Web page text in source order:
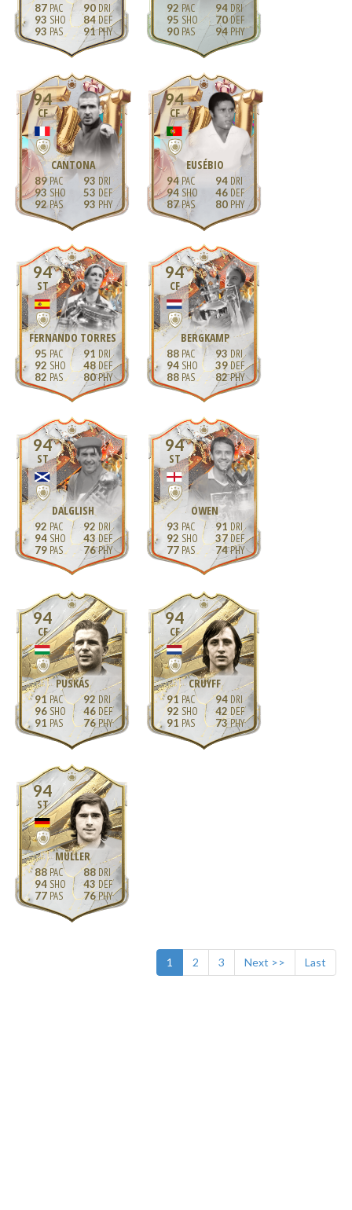
87
93
93
90
84
91
92
95
90
94
70
94
94
CF
CANTONA
89
93
92
93
53
93
94
CF
EUSÉBIO
94
94
87
94
46
80
94
ST
FERNANDO TORRES
95
92
82
91
48
80
94
CF
BERGKAMP
88
94
88
93
39
82
94
ST
DALGLISH
92
94
79
92
43
76
94
ST
OWEN
93
92
77
91
37
74
94
CF
PUSKÁS
91
96
91
92
46
76
94
CF
CRUYFF
91
92
91
94
42
73
94
ST
MÜLLER
88
94
77
88
43
76
1 2 3 Next >> Last